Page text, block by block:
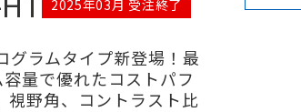
2025年03月 受注終了
グラムタイプ新登場！最
量で優れたコストパフ
視野角、コントラスト比